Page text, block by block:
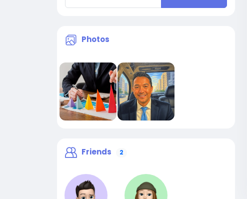
Photos
Friends 2